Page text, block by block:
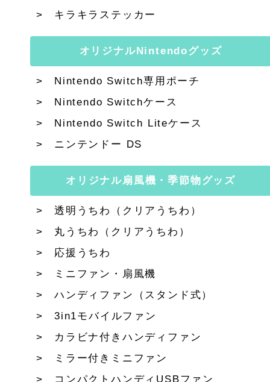
キラキラステッカー
オリジナルNintendoグッズ
Nintendo Switch専用ポーチ
Nintendo Switchケース
Nintendo Switch Liteケース
ニンテンドー DS
オリジナル扇風機・季節物グッズ
透明うちわ（クリアうちわ）
丸うちわ（クリアうちわ）
応援うちわ
ミニファン・扇風機
ハンディファン（スタンド式）
3in1モバイルファン
カラビナ付きハンディファン
ミラー付きミニファン
コンパクトハンディUSBファン